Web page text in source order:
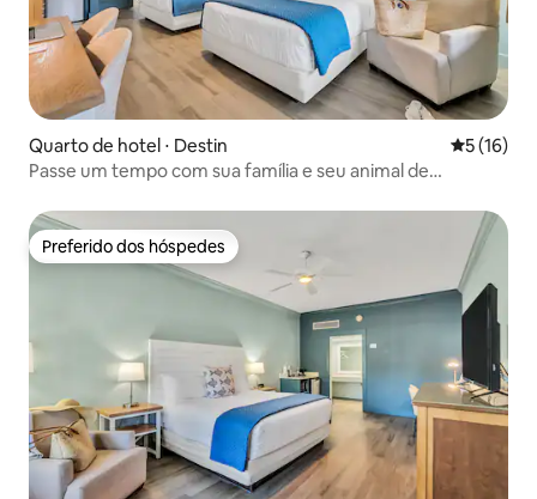
Quarto de hotel ⋅ Destin 5 de uma
5 (16)
Passe um tempo com sua família e seu animal de
Preferido dos hóspedes
Preferido dos hóspedes